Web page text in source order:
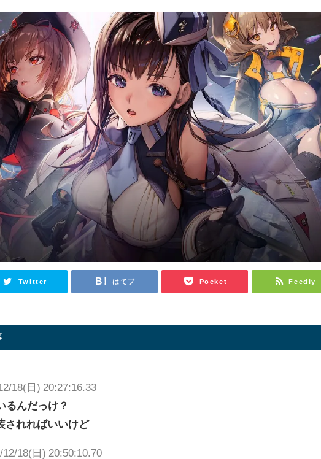
Twitter はてブ Pocket Feedly
18(日) 20:27:16.33
るんだっけ？
されればいいけど
12/18(日) 20:50:10.70